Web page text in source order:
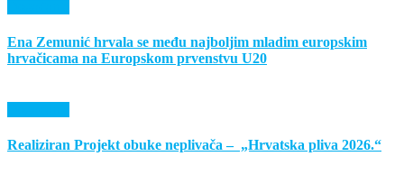
Ena Zemunić hrvala se među najboljim mladim europskim
hrvačicama na Europskom prvenstvu U20
Realiziran Projekt obuke neplivača – „Hrvatska pliva 2026.“